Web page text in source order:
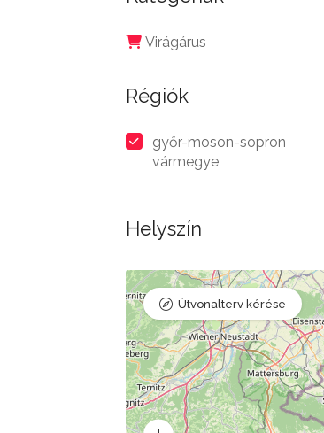
Virágárus
Régiók
győr-moson-sopron
vármegye
Helyszín
Útvonalterv kérése